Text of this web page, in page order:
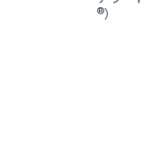
®）